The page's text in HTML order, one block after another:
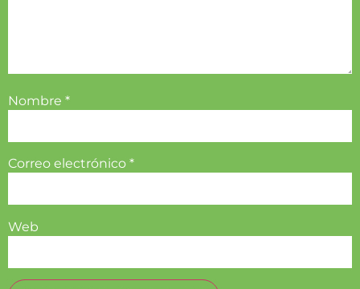
Nombre *
Correo electrónico *
Web